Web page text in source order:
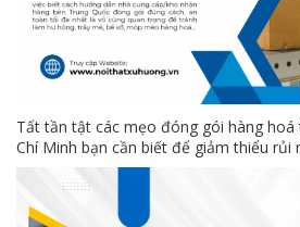
Tất tần tật các mẹo đóng gói hàng hoá
Chí Minh bạn cần biết để giảm thiểu rủi